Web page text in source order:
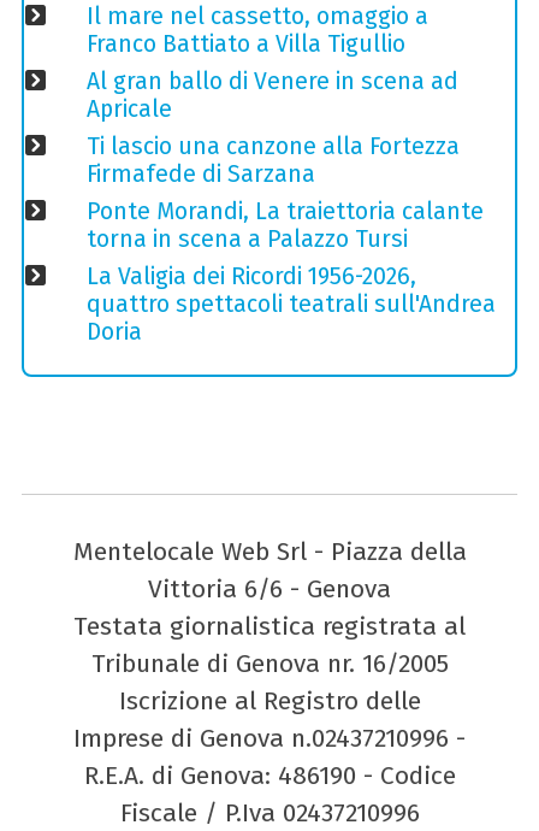
Il mare nel cassetto, omaggio a
Franco Battiato a Villa Tigullio
Al gran ballo di Venere in scena ad
Apricale
Ti lascio una canzone alla Fortezza
Firmafede di Sarzana
Ponte Morandi, La traiettoria calante
torna in scena a Palazzo Tursi
La Valigia dei Ricordi 1956-2026,
quattro spettacoli teatrali sull'Andrea
Doria
Mentelocale Web Srl - Piazza della
Vittoria 6/6 - Genova
Testata giornalistica registrata al
Tribunale di Genova nr. 16/2005
Iscrizione al Registro delle
Imprese di Genova n.02437210996 -
R.E.A. di Genova: 486190 - Codice
Fiscale / P.Iva 02437210996